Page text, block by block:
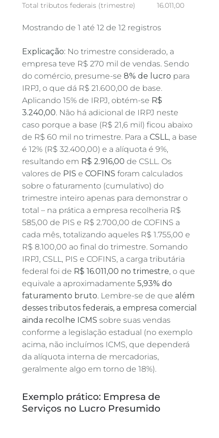
Total tributos federais (trimestre)
16.011,00
Mostrando de 1 até 12 de 12 registros
Explicação: No trimestre considerado, a
empresa teve R$ 270 mil de vendas. Sendo
do comércio, presume-se 8% de lucro para
IRPJ, o que dá R$ 21.600,00 de base.
Aplicando 15% de IRPJ, obtém-se R$
3.240,00. Não há adicional de IRPJ neste
caso porque a base (R$ 21,6 mil) ficou abaixo
de R$ 60 mil no trimestre. Para a CSLL, a base
é 12% (R$ 32.400,00) e a alíquota é 9%,
resultando em R$ 2.916,00 de CSLL. Os
valores de PIS e COFINS foram calculados
sobre o faturamento (cumulativo) do
trimestre inteiro apenas para demonstrar o
total – na prática a empresa recolheria R$
585,00 de PIS e R$ 2.700,00 de COFINS a
cada mês, totalizando aqueles R$ 1.755,00 e
R$ 8.100,00 ao final do trimestre. Somando
IRPJ, CSLL, PIS e COFINS, a carga tributária
federal foi de R$ 16.011,00 no trimestre, o que
equivale a aproximadamente 5,93% do
faturamento bruto. Lembre-se de que além
desses tributos federais, a empresa comercial
ainda recolhe ICMS sobre suas vendas
conforme a legislação estadual (no exemplo
acima, não incluímos ICMS, que dependerá
da alíquota interna de mercadorias,
geralmente algo em torno de 18%).
Exemplo prático: Empresa de
Serviços no Lucro Presumido